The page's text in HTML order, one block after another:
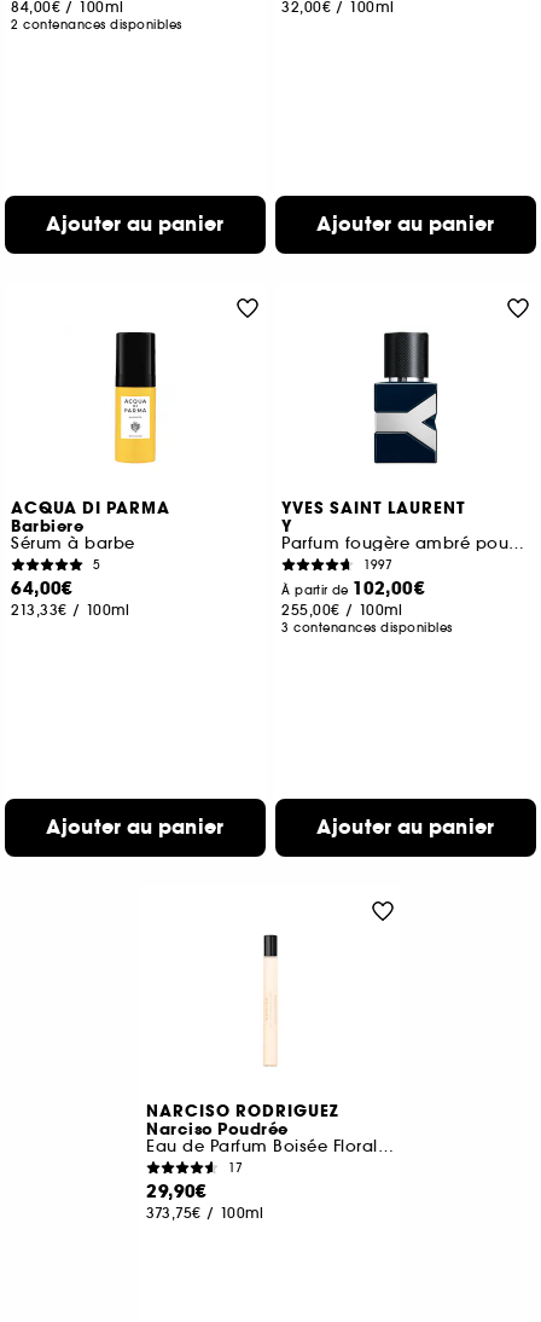
84,00€ / 100ml
2 contenances disponibles
Ajouter au panier
32,00€ / 100ml
Ajouter au panier
ACQUA DI PARMA
Barbiere
Sérum à barbe
5
64,00€
213,33€ / 100ml
Ajouter au panier
YVES SAINT LAURENT
Y
Parfum fougère ambré pour homme
1997
À partir de 102,00€
255,00€ / 100ml
3 contenances disponibles
Ajouter au panier
NARCISO RODRIGUEZ
Narciso Poudrée
Eau de Parfum Boisée Florale Poudrée format voyage
17
29,90€
373,75€ / 100ml